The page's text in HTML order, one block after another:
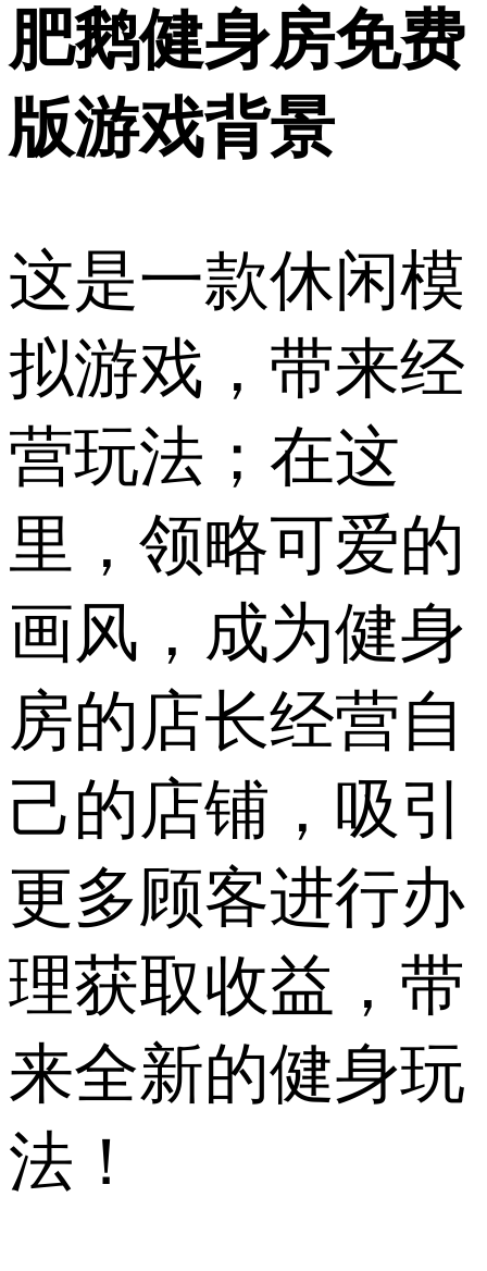
肥鹅健身房免费
版游戏背景
这是一款休闲模
拟游戏，带来经
营玩法；在这
里，领略可爱的
画风，成为健身
房的店长经营自
己的店铺，吸引
更多顾客进行办
理获取收益，带
来全新的健身玩
法！